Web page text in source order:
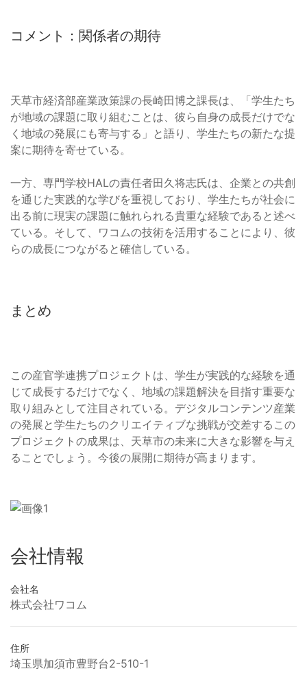
コメント：関係者の期待
天草市経済部産業政策課の長崎田博之課長は、「学生たち
が地域の課題に取り組むことは、彼ら自身の成長だけでな
く地域の発展にも寄与する」と語り、学生たちの新たな提
案に期待を寄せている。
一方、専門学校HALの責任者田久将志氏は、企業との共創
を通じた実践的な学びを重視しており、学生たちが社会に
出る前に現実の課題に触れられる貴重な経験であると述べ
ている。そして、ワコムの技術を活用することにより、彼
らの成長につながると確信している。
まとめ
この産官学連携プロジェクトは、学生が実践的な経験を通
じて成長するだけでなく、地域の課題解決を目指す重要な
取り組みとして注目されている。デジタルコンテンツ産業
の発展と学生たちのクリエイティブな挑戦が交差するこの
プロジェクトの成果は、天草市の未来に大きな影響を与え
ることでしょう。今後の展開に期待が高まります。
会社情報
会社名
株式会社ワコム
住所
埼玉県加須市豊野台2-510-1